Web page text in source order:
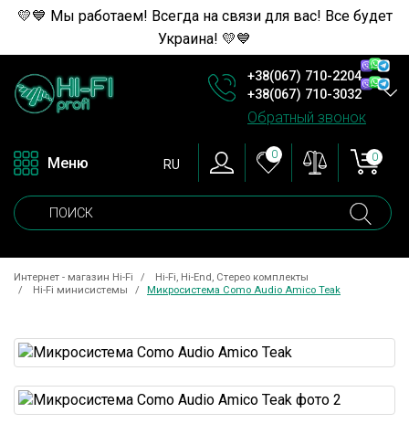
💛💙 Мы работаем! Всегда на связи для вас! Все будет
Украина! 💛💙
+38(067) 710-2204
+38(067) 710-3032
Обратный звонок
Меню RU
0 0
Интернет - магазин Hi-Fi
Hi-Fi, Hi-End, Стерео комплекты
Hi-Fi минисистемы
Микросистема Como Audio Amico Teak